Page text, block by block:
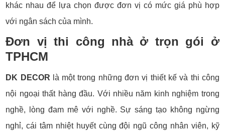
khác nhau để lựa chọn được đơn vị có mức giá phù hợp
với ngân sách của mình.
Đơn vị thi công nhà ở trọn gói ở
TPHCM
DK DECOR là một trong những đơn vị thiết kế và thi công
nội ngoại thất hàng đầu. Với nhiều năm kinh nghiệm trong
nghề, lòng đam mê với nghề. Sự sáng tạo không ngừng
nghỉ, cái tâm nhiệt huyết cùng đội ngũ công nhân viên, kỹ